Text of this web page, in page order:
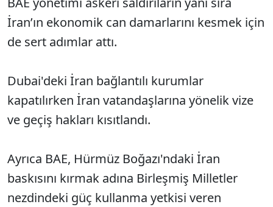
İran’ın ekonomik can damarlarını kesmek için
de sert adımlar attı.
Dubai'deki İran bağlantılı kurumlar
kapatılırken İran vatandaşlarına yönelik vize
ve geçiş hakları kısıtlandı.
Ayrıca BAE, Hürmüz Boğazı'ndaki İran
baskısını kırmak adına Birleşmiş Milletler
nezdindeki güç kullanma yetkisi veren